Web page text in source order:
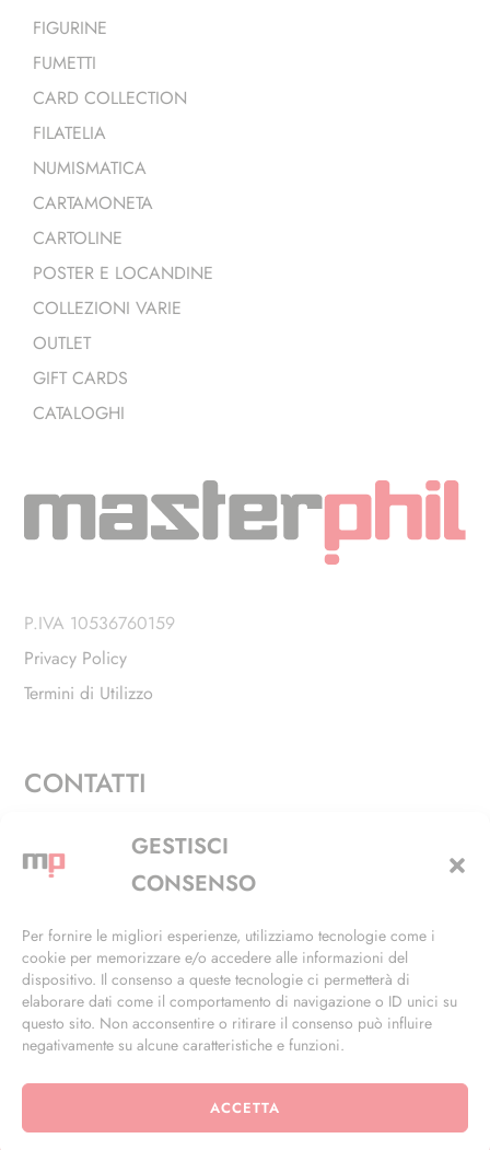
GESTISCI
CONSENSO
Per fornire le migliori esperienze, utilizziamo tecnologie come i
cookie per memorizzare e/o accedere alle informazioni del
dispositivo. Il consenso a queste tecnologie ci permetterà di
elaborare dati come il comportamento di navigazione o ID unici su
questo sito. Non acconsentire o ritirare il consenso può influire
negativamente su alcune caratteristiche e funzioni.
ACCETTA
FIGURINE
FUMETTI
CARD COLLECTION
FILATELIA
NUMISMATICA
CARTAMONETA
CARTOLINE
POSTER E LOCANDINE
COLLEZIONI VARIE
OUTLET
GIFT CARDS
CATALOGHI
P.IVA 10536760159
Privacy Policy
Termini di Utilizzo
CONTATTI
Via Alfieri, 27 - Trezzano Sul Naviglio (MI)
+39 02 4846 3155
info@masterphil.it